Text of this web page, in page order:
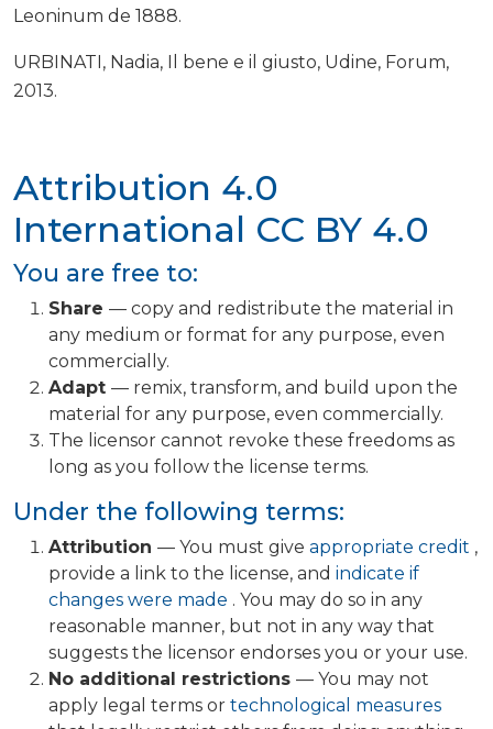
Attribution 4.0
International CC BY 4.0
You are free to:
Share — copy and redistribute the material in
any medium or format for any purpose, even
commercially.
Adapt — remix, transform, and build upon the
material for any purpose, even commercially.
The licensor cannot revoke these freedoms as
long as you follow the license terms.
Under the following terms:
Attribution — You must give appropriate credit ,
provide a link to the license, and indicate if
changes were made . You may do so in any
reasonable manner, but not in any way that
suggests the licensor endorses you or your use.
No additional restrictions — You may not
apply legal terms or technological measures
Leoninum de 1888.
URBINATI, Nadia, Il bene e il giusto, Udine, Forum,
2013.